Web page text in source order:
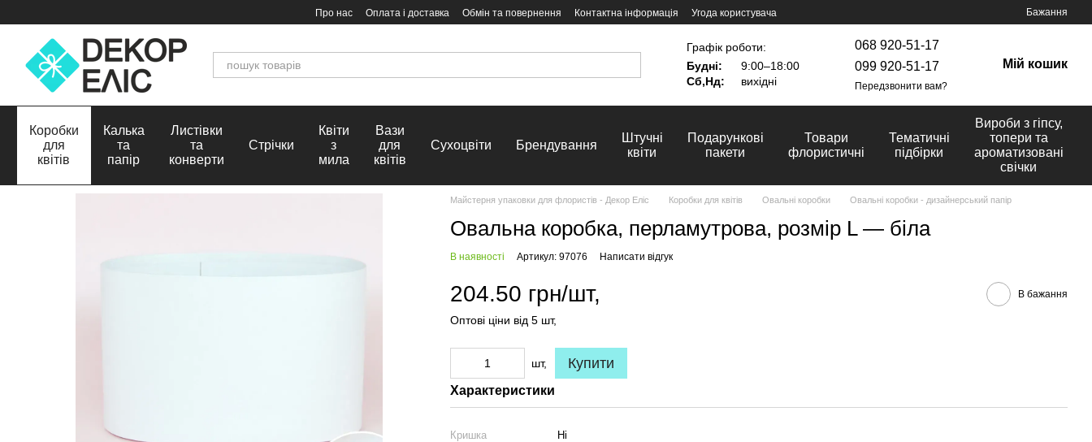
Про нас Оплата і доставка Обмін та повернення Контактна інформація Угода користувача Бажання
Графік роботи:
Будні:
9:00–18:00
Сб,Нд:
вихідні
068 920-51-17
099 920-51-17
Передзвонити вам?
Мій кошик
Коробки
для
квітів
Калька
та
папір
Листівки
та
конверти
Стрічки
Квіти
з
мила
Вази
для
квітів
Сухоцвіти Брендування
Штучні
квіти
Подарункові
пакети
Товари
флористичні
Тематичні
підбірки
Вироби з гіпсу,
топери та
ароматизовані
свічки
Майстерня упаковки для флористів - Декор Еліс Коробки для квітів Овальні коробки Овальні коробки - дизайнерський папір
Овальна коробка, перламутрова, розмір L — біла
В наявності Артикул: 97076 Написати відгук
204.50 грн/шт, В бажання
Оптові ціни від 5 шт,
шт, Купити
Характеристики
Кришка
Ні